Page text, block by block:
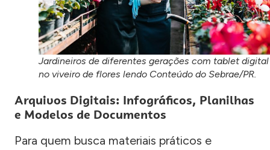
Jardineiros de diferentes gerações com tablet digital
no viveiro de flores lendo Conteúdo do Sebrae/PR.
Arquivos Digitais: Infográficos, Planilhas
e Modelos de Documentos
Para quem busca materiais práticos e